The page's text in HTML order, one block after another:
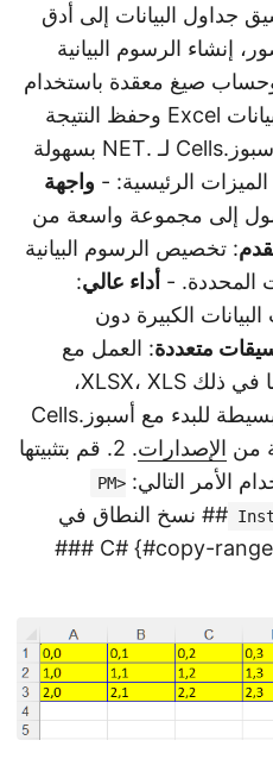
جداول البيانات إلى أدق
إنشاء الرسوم البيانية
صيغ معقدة باستخدام
محرك حساب الصيغ، تدفق بيانات Excel وحفظ النتيجة
في تنسيقات مختلفة. تتميز أسبوز.Cells لـ .NET بسهولة
الرئيسية: -واجهة
إلى مجموعة واسعة من
: تخصيص الرسوم البيانية
المحددة. -أداء عالي:
الكبيرة دون
متعددة: العمل مع
تنسيقات Excel المختلفة، بما في ذلك XLSX، XLS،
وCSV. اتبع هذه الخطوات البسيطة للبدء مع أسبوز.Cells
الإصدارات
. 2. قم بتثبيتها
PM>
## نسخ النطاق في
Excel باستخدام C# {#copy-range-in-excel} ###